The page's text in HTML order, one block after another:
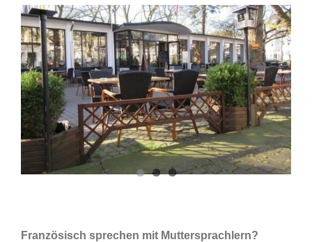
Französisch sprechen mit Muttersprachlern?